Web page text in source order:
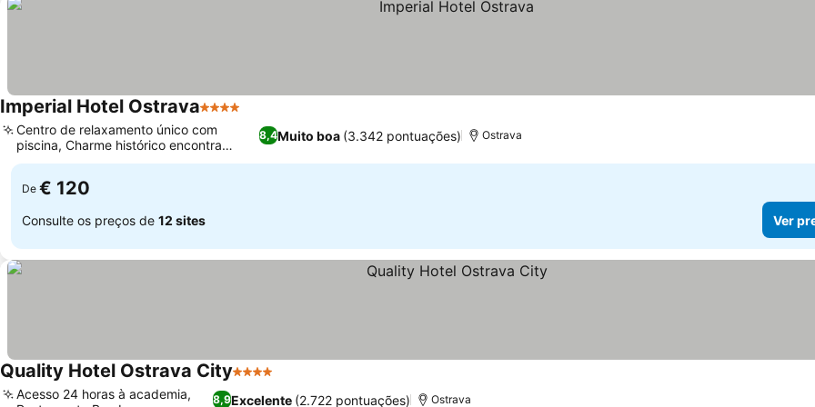
Imperial Hotel Ostrava4 Estrelas
8,4Muito boa (3.342 pontuações)
Centro de relaxamento único com
piscina, Charme histórico encontra
conforto moderno
Ostrava
De € 120
Consulte os preços de 12 sites Ver
Quality Hotel Ostrava City4 Estrelas
8,9Excelente (2.722 pontuações)
Acesso 24 horas à academia,
Ostrava